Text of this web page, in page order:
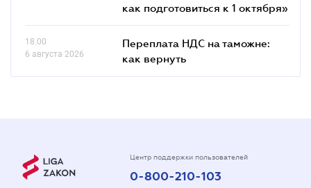
как подготовиться к 1 октября»
18.00
6 августа 2026
Переплата НДС на таможне:
как вернуть
Центр поддержки пользователей
0-800-210-103